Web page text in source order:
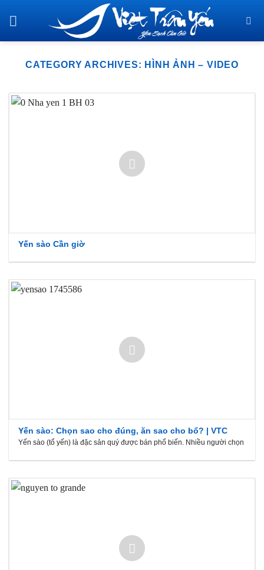
CATEGORY ARCHIVES: HÌNH ẢNH – VIDEO
Yến sào Cần giờ
Yến sào: Chọn sao cho đúng, ăn sao cho bổ? | VTC
Yến sào (tổ yến) là đặc sản quý được bán phổ biến. Nhiều người chọn